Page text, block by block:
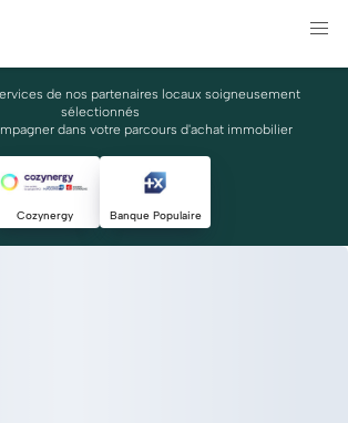
de nos partenaires locaux soigneusement
sélectionnés
dans votre parcours d'achat immobilier
Cozynergy Banque Populaire